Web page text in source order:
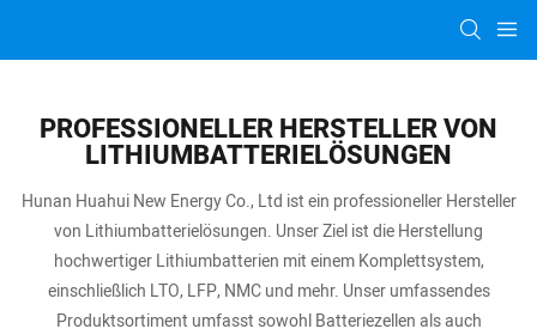
PROFESSIONELLER HERSTELLER VON
LITHIUMBATTERIELÖSUNGEN
Hunan Huahui New Energy Co., Ltd ist ein professioneller Hersteller
von Lithiumbatterielösungen. Unser Ziel ist die Herstellung
hochwertiger Lithiumbatterien mit einem Komplettsystem,
einschließlich LTO, LFP, NMC und mehr. Unser umfassendes
Produktsortiment umfasst sowohl Batteriezellen als auch